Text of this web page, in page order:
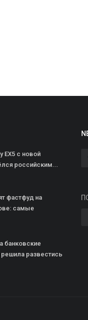
EX5 с новой
российским...
фастфуд на
самые
банковские
развестись